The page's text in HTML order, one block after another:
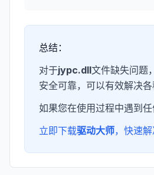
总结：
对于jypc.dll文件缺失问题
安全可靠，可以有效解决各
如果您在使用过程中遇到任
立即下载驱动大师，快速